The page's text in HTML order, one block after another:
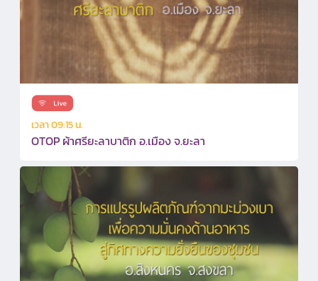
เวลา 09:15 น.
OTOP ผ้าศรียะลาบาติก อ.เมือง จ.ยะลา